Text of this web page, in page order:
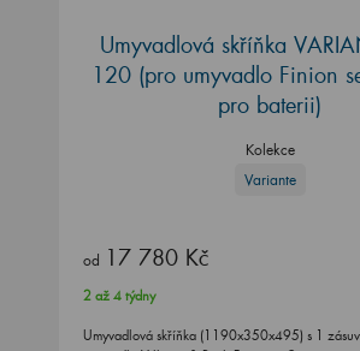
Umyvadlová skříňka
120 (pro umyvadlo Finion
pro baterii)
Kolekce
Variante
od 17 780 Kč
2 až 4 týdny
Umyvadlová skříňka (1190x350x495) s 1